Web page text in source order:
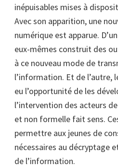
inépuisables mises à
Avec son apparition, une
numérique est apparue.
eux-mêmes construit des
à ce nouveau mode de
l’information. Et de l’autre,
eu l’opportunité de les
l’intervention des acteurs
et non formelle fait sens.
permettre aux jeunes de
nécessaires au décryptage
de l’information.